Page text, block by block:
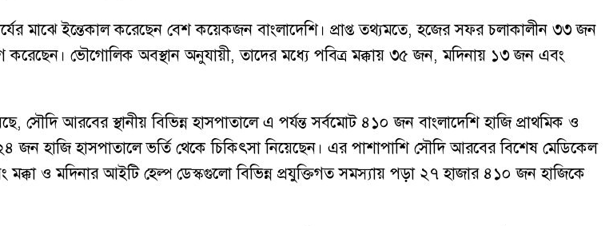
মাঝে ইন্তেকাল করেছেন বেশ কয়েকজন বাংলাদেশি। প্রাপ্ত তথ্যমতে, হজের সফর চলাকালীন ৩৩ জন
ভৌগোলিক অবস্থান অনুযায়ী, তাদের মধ্যে পবিত্র মক্কায় ৩৫ জন, মদিনায় ১৩ জন এবং
সৌদি আরবের স্থানীয় বিভিন্ন হাসপাতালে এ পর্যন্ত সর্বমোট ৪১০ জন বাংলাদেশি হাজি প্রাথমিক ও
হাজি হাসপাতালে ভর্তি থেকে চিকিৎসা নিয়েছেন। এর পাশাপাশি সৌদি আরবের বিশেষ মেডিকেল
ও মদিনার আইটি হেল্প ডেস্কগুলো বিভিন্ন প্রযুক্তিগত সমস্যায় পড়া ২৭ হাজার ৪১০ জন হাজিকে